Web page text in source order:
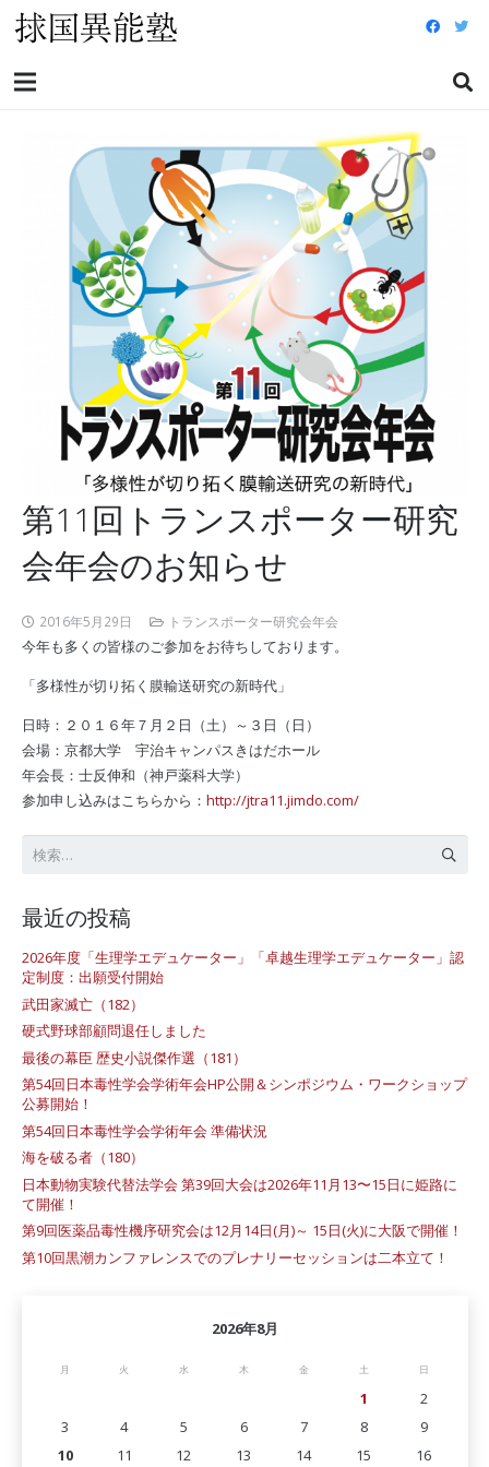
第11回トランスポーター研究
会年会のお知らせ
2016年5月29日 トランスポーター研究会年会
今年も多くの皆様のご参加をお待ちしております。
「多様性が切り拓く膜輸送研究の新時代」
日時：２０１６年７月２日（土）～３日（日）
会場：京都大学 宇治キャンパスきはだホール
年会長：士反伸和（神戸薬科大学）
参加申し込みはこちらから： http://jtra11.jimdo.com/
最近の投稿
2026年度「生理学エデュケーター」「卓越生理学エデュケーター」認
定制度：出願受付開始
武田家滅亡（182）
硬式野球部顧問退任しました
最後の幕臣 歴史小説傑作選（181）
第54回日本毒性学会学術年会HP公開＆シンポジウム・ワークショップ
公募開始！
第54回日本毒性学会学術年会 準備状況
海を破る者（180）
日本動物実験代替法学会 第39回大会は2026年11月13〜15日に姫路に
て開催！
第9回医薬品毒性機序研究会は12月14日(月)～ 15日(火)に大阪で開催！
第10回黒潮カンファレンスでのプレナリーセッションは二本立て！
2026年8月
月 火 水 木 金 土 日
1
2
3
4 5 6 7 8
9
10
11 12 13 14 15 16